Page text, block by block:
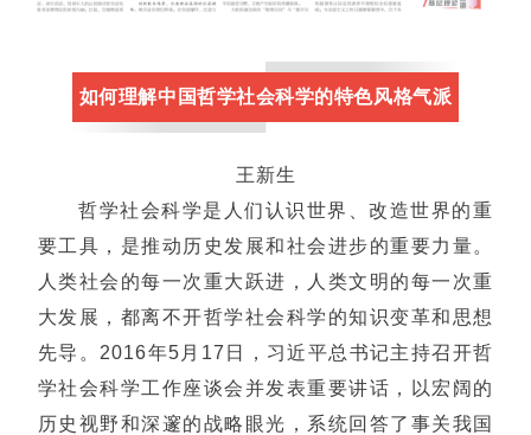
如何理解中国哲学社会科学的特色风格气派
王新生
哲学社会科学是人们认识世界、改造世界的重
要工具，是推动历史发展和社会进步的重要力量。
人类社会的每一次重大跃进，人类文明的每一次重
大发展，都离不开哲学社会科学的知识变革和思想
先导。2016年5月17日，习近平总书记主持召开哲
学社会科学工作座谈会并发表重要讲话，以宏阔的
历史视野和深邃的战略眼光，系统回答了事关我国